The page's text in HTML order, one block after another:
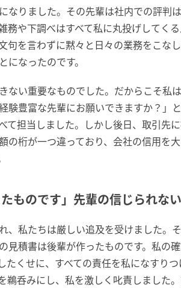
なりました。その先輩は社内での評判
務や下調べはすべて私に丸投げしてく
句を言わずに黙々と日々の業務をこな
になったのです。
ない重要なものでした。だからこそ私
験豊富な先輩にお願いできますか？」
て担当しました。しかし後日、取引先
の桁が一つ違っており、会社の信用を
たものです」先輩の信じられな
、私たちは厳しい追及を受けました。
見積書は後輩が作ったものです。私の
たくせに、すべての責任を私になすり
鵜呑みにし、私を激しく叱責しました